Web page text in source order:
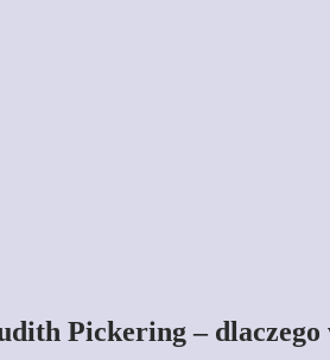
Pickering – dlaczego